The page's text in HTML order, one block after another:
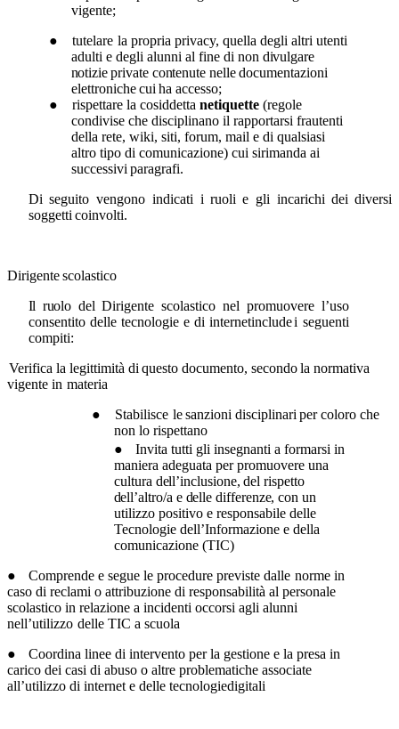
vigente;
●
tutelare la propria privacy, quella degli altri utenti
adulti e degli alunni al fine di non divulgare
notizieprivate contenute nelle documentazioni
elettroniche cui ha accesso;
●
rispettare la cosiddettanetiquette(regole
condivise che disciplinano il rapportarsi frautenti
della rete, wiki, siti, forum, mail e di qualsiasi
altro tipo di comunicazione) cui sirimanda ai
successivi paragrafi.
Di seguito vengono indicati i ruoli e gli incarichi dei diversi
soggetti coinvolti.
Dirigente scolastico
Il ruolo del Dirigente scolastico nel promuovere l’uso
consentito delle tecnologie e di internetincludei seguenti
compiti:
Verifica la legittimità di questo documento, secondo la normativa
vigente in materia
●
Stabilisce le sanzioni disciplinari per coloro che
non lo rispettano
●
Invita tutti gli insegnanti a formarsi in
maniera adeguata per promuovere una
cultura dell’inclusione, del rispetto
dell’altro/a e delle differenze, conun
utilizzo positivo e responsabile delle
Tecnologie dell’Informazione e della
comunicazione (TIC)
●
Comprende e segue le procedure previste dalle norme in
caso di reclami o attribuzione di responsabilità al personale
scolastico in relazione a incidenti occorsi agli alunni
nell’utilizzo delle TIC a scuola
●
Coordina linee di intervento per la gestione e la presa in
carico dei casi di abuso o altre problematiche associate
all’utilizzo di internet e delle tecnologiedigitali